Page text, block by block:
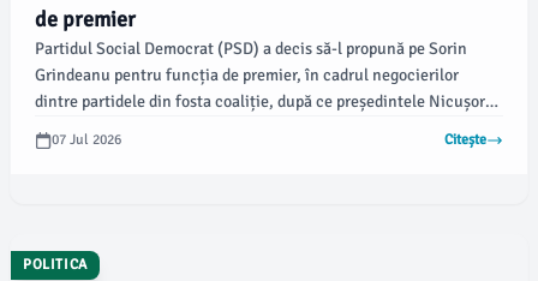
de premier
Partidul Social Democrat (PSD) a decis să-l propună pe Sorin
Grindeanu pentru funcția de premier, în cadrul negocierilor
dintre partidele din fosta coaliție, după ce președintele Nicușor
Dan a pasat responsabilitatea de a găsi o nouă formulă de
guvernare. Președintele nu a desemnat în mod oficial un premier
07 Jul 2026 Citește
POLITICA